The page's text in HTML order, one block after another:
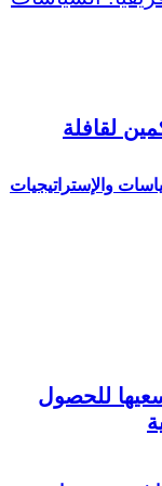
والإستراتيجيات
لقافلة
للحصول